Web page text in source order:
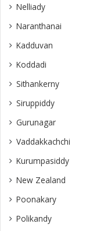
Nelliady
Naranthanai
Kadduvan
Koddadi
Sithankerny
Siruppiddy
Gurunagar
Vaddakkachchi
Kurumpasiddy
New Zealand
Poonakary
Polikandy